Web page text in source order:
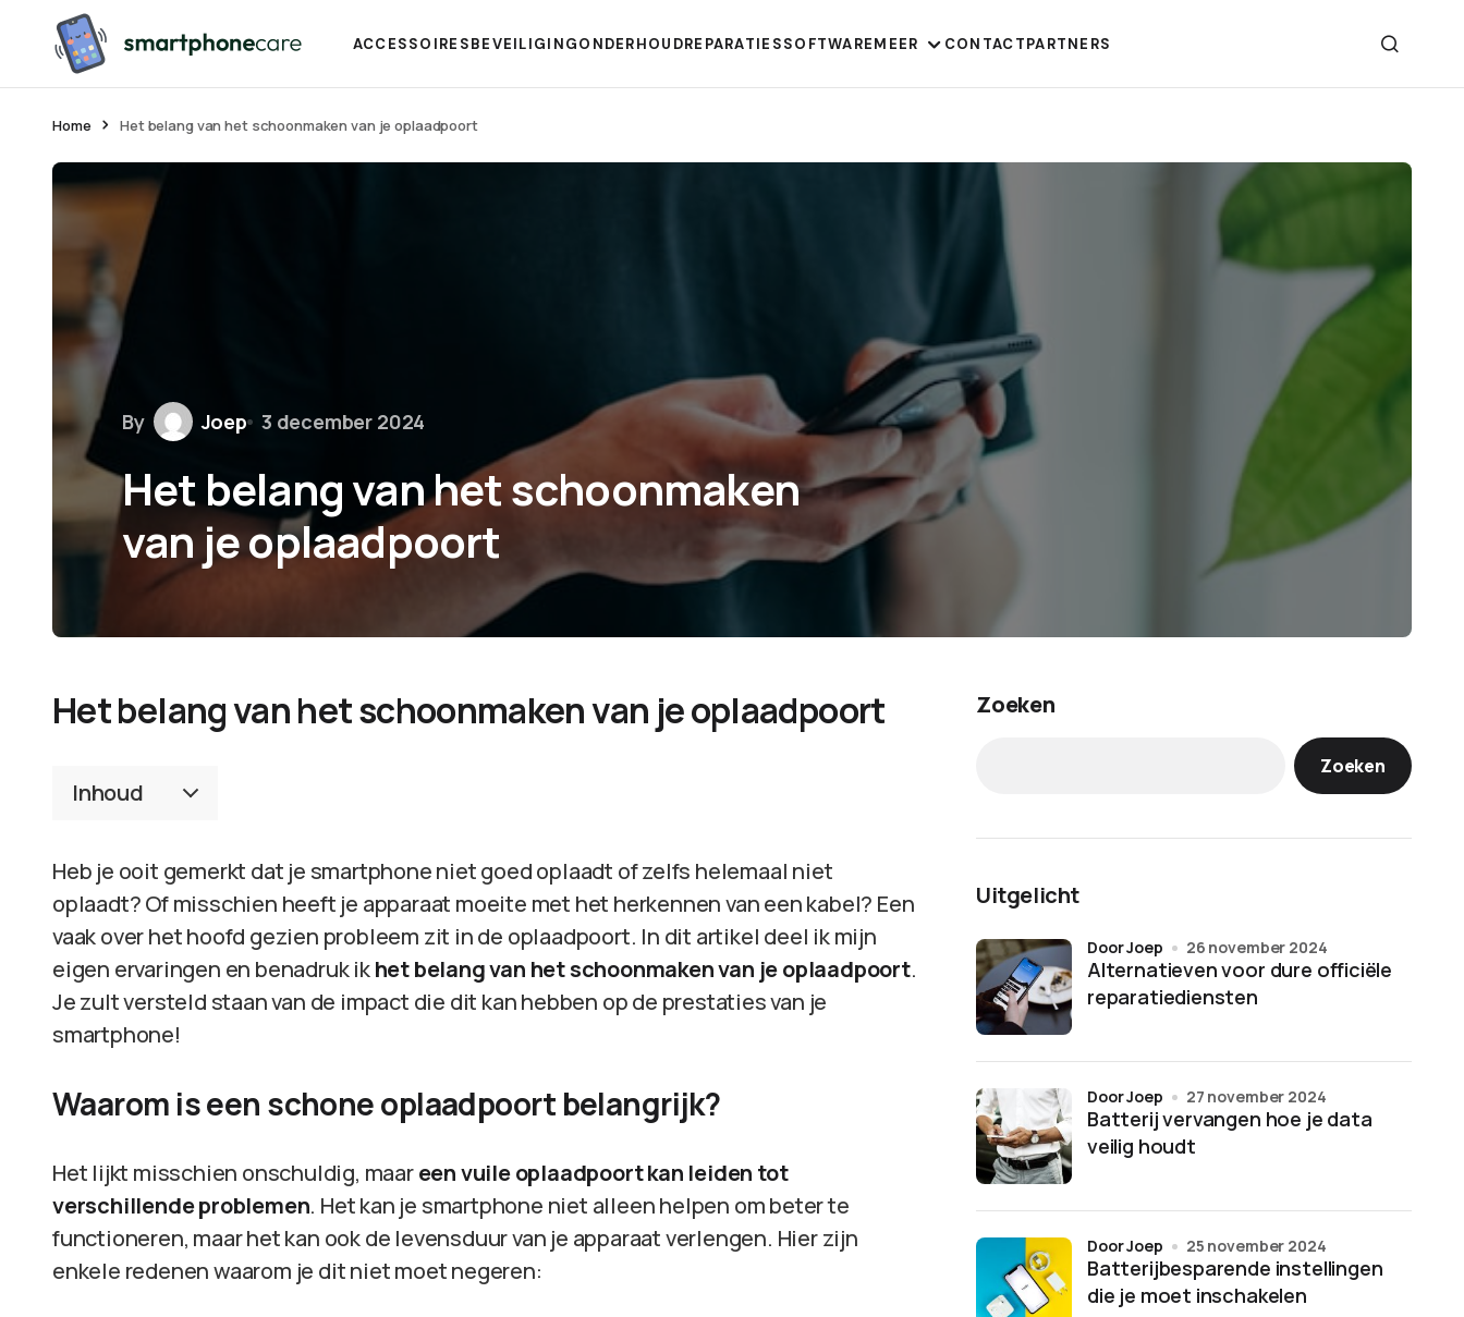
ACCESSOIRESBEVEILIGINGONDERHOUDREPARATIESSOFTWAREMEER CONTACTPARTNERS
Home Het belang van het schoonmaken van je oplaadpoort
By Joep 3 december 2024
Het belang van het schoonmaken
van je oplaadpoort
Het belang van het schoonmaken van je oplaadpoort
Inhoud
Heb je ooit gemerkt dat je smartphone niet goed oplaadt of zelfs helemaal niet
oplaadt? Of misschien heeft je apparaat moeite met het herkennen van een kabel? Een
vaak over het hoofd gezien probleem zit in de oplaadpoort. In dit artikel deel ik mijn
eigen ervaringen en benadruk ikhet belang van het schoonmaken van je oplaadpoort.
Je zult versteld staan van de impact die dit kan hebben op de prestaties van je
smartphone!
Waarom is een schone oplaadpoort belangrijk?
Het lijkt misschien onschuldig, maareen vuile oplaadpoort kan leiden tot
verschillende problemen. Het kan je smartphone niet alleen helpen om beter te
functioneren, maar het kan ook de levensduur van je apparaat verlengen. Hier zijn
enkele redenen waarom je dit niet moet negeren:
Zoeken
Zoeken
Uitgelicht
Alternatieven voor dure officiële
reparatiediensten
door Joep 26 november 2024
Batterij vervangen hoe je data
veilig houdt
door Joep 27 november 2024
Batterijbesparende instellingen
die je moet inschakelen
door Joep 25 november 2024